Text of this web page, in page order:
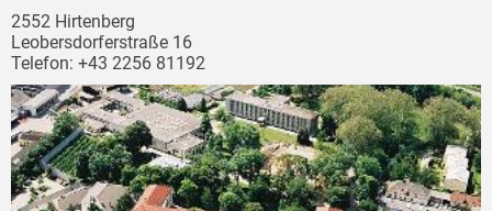
2552 Hirtenberg
Leobersdorferstraße 16
Telefon: +43 2256 81192